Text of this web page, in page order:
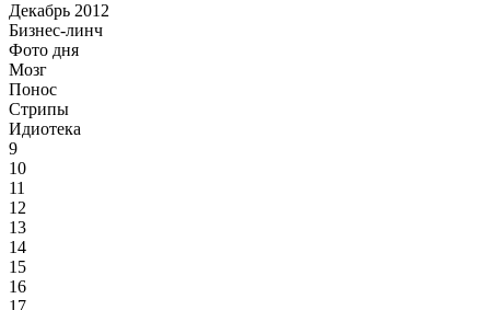
Декабрь 2012
Бизнес-линч
Фото дня
Мозг
Понос
Стрипы
Идиотека
9
10
11
12
13
14
15
16
17